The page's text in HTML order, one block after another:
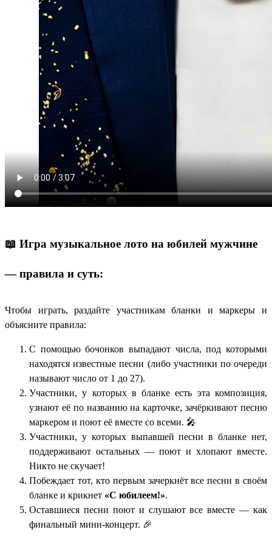
📖 Игра музыкальное лото на юбилей мужчине
— правила и суть:
Чтобы играть, раздайте участникам бланки и маркеры и
объясните правила:
С помощью бочонков выпадают числа, под которыми
находятся известные песни (либо участники по очереди
называют число от 1 до 27).
Участники, у которых в бланке есть эта композиция,
узнают её по названию на карточке, зачёркивают песню
маркером и поют её вместе со всеми. 🎤
Участники, у которых выпавшей песни в бланке нет,
поддерживают остальных — поют и хлопают вместе.
Никто не скучает!
Побеждает тот, кто первым зачеркнёт все песни в своём
бланке и крикнет «С юбилеем!».
Оставшиеся песни поют и слушают все вместе — как
финальный мини-концерт. 🎉